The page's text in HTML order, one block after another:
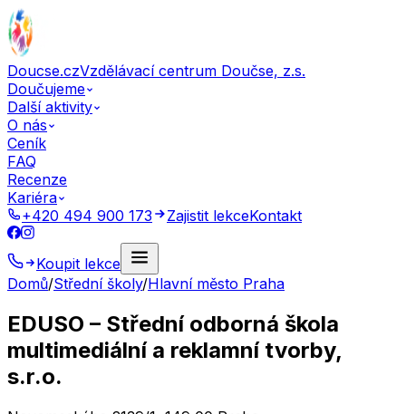
Doucse.czVzdělávací centrum Doučse, z.s.
Doučujeme
Další aktivity
O nás
Ceník
FAQ
Recenze
Kariéra
+420 494 900 173
Zajistit lekceKontakt
Koupit lekce
Domů/Střední školy/Hlavní město Praha
EDUSO – Střední odborná škola
multimediální a reklamní tvorby,
s.r.o.